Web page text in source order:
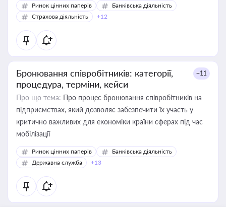
Ринок цінних паперів
Банківська діяльність
Страхова діяльність
+12
Бронювання співробітників: категорії,
процедура, терміни, кейси
+11
Про що тема: Про процес бронювання співробітників на
підприємствах, який дозволяє забезпечити їх участь у
критично важливих для економіки країни сферах під час
мобілізації
Ринок цінних паперів
Банківська діяльність
Державна служба
+13